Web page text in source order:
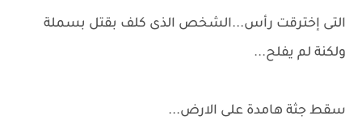
التى إخترقت رأس...الشخص الذى كلف بقتل بسملة
ولكنة لم يفلح...
سقط جثة هامدة على الارض...